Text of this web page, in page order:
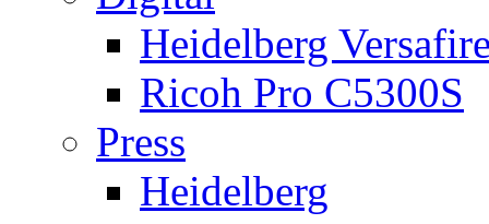
Heidelberg
Ricoh Pro C5300S
Press
Heidelberg